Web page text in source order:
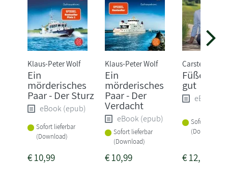
Klaus-Peter Wolf
Ein
mörderisches
Paar - Der Sturz
eBook (epub)
Sofort lieferbar
(Download)
€10,99
Klaus-Peter Wolf
Ein
mörderisches
Paar - Der
Verdacht
eBook (epub)
Sofort lieferbar
(Download)
€10,99
Carsten Stark
Füße gut,
gut
eBook
Sofort
(Download)
€12,99